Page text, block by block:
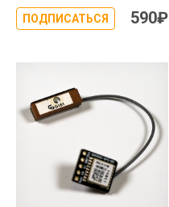
ПОДПИСАТЬСЯ 590₽